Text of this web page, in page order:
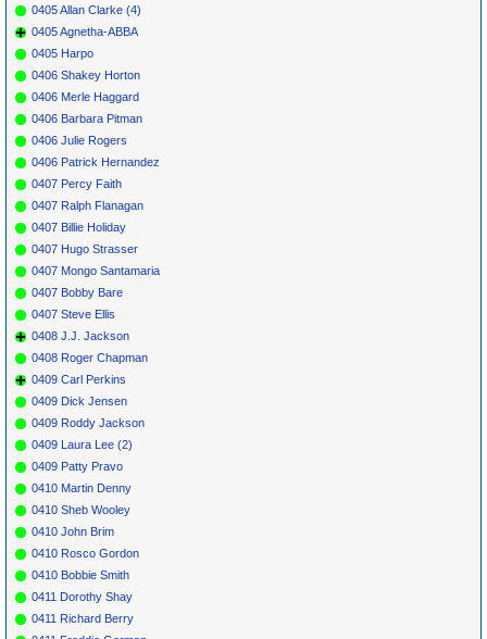
0405 Allan Clarke (4)
0405 Agnetha-ABBA
0405 Harpo
0406 Shakey Horton
0406 Merle Haggard
0406 Barbara Pitman
0406 Julie Rogers
0406 Patrick Hernandez
0407 Percy Faith
0407 Ralph Flanagan
0407 Billie Holiday
0407 Hugo Strasser
0407 Mongo Santamaria
0407 Bobby Bare
0407 Steve Ellis
0408 J.J. Jackson
0408 Roger Chapman
0409 Carl Perkins
0409 Dick Jensen
0409 Roddy Jackson
0409 Laura Lee (2)
0409 Patty Pravo
0410 Martin Denny
0410 Sheb Wooley
0410 John Brim
0410 Rosco Gordon
0410 Bobbie Smith
0411 Dorothy Shay
0411 Richard Berry